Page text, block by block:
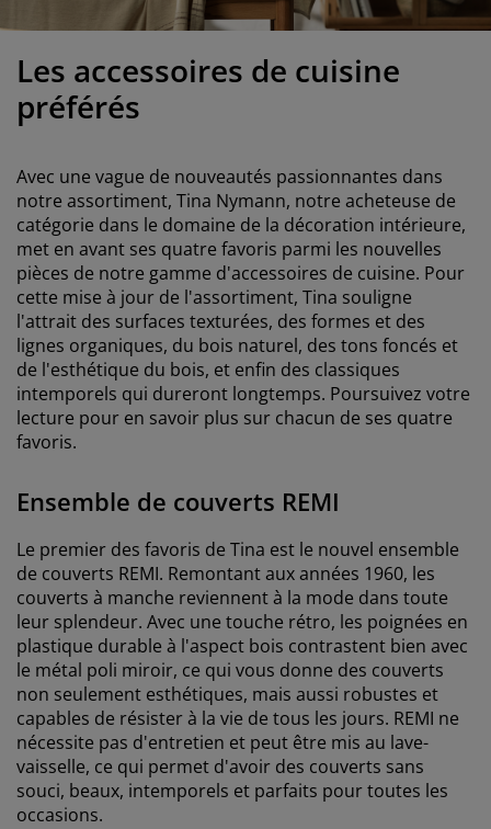
robes
de chambre à coucher
avec rangement
enfant
superposés
entretien meubles
pour vitrage
d'extérieur
d’enfant
et repasser
pour animaux de compagnie
Les accessoires de cuisine
préférés
Avec une vague de nouveautés passionnantes dans
notre assortiment, Tina Nymann, notre acheteuse de
catégorie dans le domaine de la décoration intérieure,
met en avant ses quatre favoris parmi les nouvelles
pièces de notre gamme d'accessoires de cuisine. Pour
cette mise à jour de l'assortiment, Tina souligne
l'attrait des surfaces texturées, des formes et des
lignes organiques, du bois naturel, des tons foncés et
de l'esthétique du bois, et enfin des classiques
intemporels qui dureront longtemps. Poursuivez votre
lecture pour en savoir plus sur chacun de ses quatre
favoris.
Ensemble de couverts REMI
Le premier des favoris de Tina est le nouvel ensemble
de couverts REMI. Remontant aux années 1960, les
couverts à manche reviennent à la mode dans toute
leur splendeur. Avec une touche rétro, les poignées en
plastique durable à l'aspect bois contrastent bien avec
le métal poli miroir, ce qui vous donne des couverts
non seulement esthétiques, mais aussi robustes et
capables de résister à la vie de tous les jours. REMI ne
nécessite pas d'entretien et peut être mis au lave-
vaisselle, ce qui permet d'avoir des couverts sans
souci, beaux, intemporels et parfaits pour toutes les
occasions.